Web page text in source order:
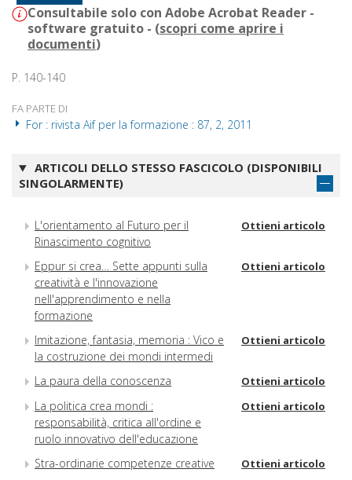
Consultabile solo con Adobe Acrobat Reader -
software gratuito - (scopri come aprire i
documenti)
P. 140-140
FA PARTE DI
For : rivista Aif per la formazione : 87, 2, 2011
ARTICOLI DELLO STESSO FASCICOLO (DISPONIBILI
SINGOLARMENTE)
L'orientamento al Futuro per il
Rinascimento cognitivo
Ottieni articolo
Eppur si crea… Sette appunti sulla
creatività e l'innovazione
nell'apprendimento e nella
formazione
Ottieni articolo
Imitazione, fantasia, memoria : Vico e
la costruzione dei mondi intermedi
Ottieni articolo
La paura della conoscenza Ottieni articolo
La politica crea mondi :
responsabilità, critica all'ordine e
ruolo innovativo dell'educazione
Ottieni articolo
Stra-ordinarie competenze creative Ottieni articolo